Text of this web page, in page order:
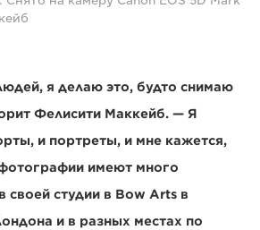
я делаю это, будто снимаю
Фелисити Маккейб. — Я
и портреты, и мне кажется,
имеют много
студии в Bow Arts в
и в разных местах по